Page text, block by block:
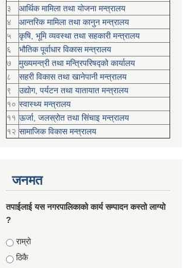
३
आर्थिक मामिला तथा योजना मन्त्रालय
४
आन्तरिक मामिला तथा कानुन मन्त्रालय
५
कृषि, भूमि व्यवस्था तथा सहकारी मन्त्रालय
६
भौतिक पूर्वाधार विकास मन्त्रालय
७
मुख्यमन्त्री तथा मन्त्रिपरिषद्को कार्यालय
८
सहरी विकास तथा खानेपानी मन्त्रालय
९
उद्योग, पर्यटन तथा यातायात मन्त्रालय
१० स्वास्थ्य मन्त्रालय
११ ऊर्जा, जलस्रोत तथा सिंचाइ मन्त्रालय
१२ सामाजिक विकास मन्‍‍त्रालय
जनमत
तपाईलाई यस नगरपालिकाको कार्य सम्पादन कस्तो लाग्यो
?
Choices
राम्रो
ठिकै